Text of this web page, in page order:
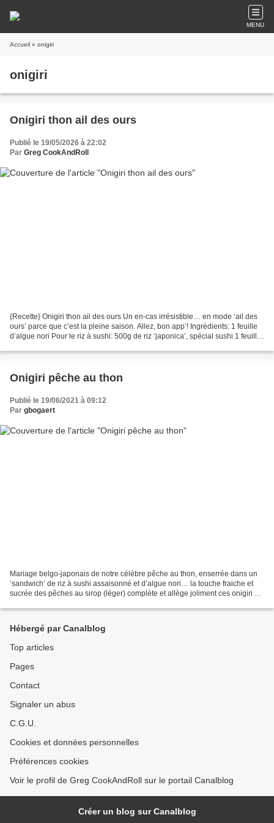
MENU
Accueil » onigiri
onigiri
Onigiri thon ail des ours
Publié le 19/05/2026 à 22:02
Par Greg CookAndRoll
{Recette} Onigiri thon ail des ours Un en-cas irrésistible… en mode ‘ail des
ours’ parce que c’est la pleine saison. Allez, bon app’! Ingrédients: 1 feuille
d’algue nori Pour le riz à sushi: 500g de riz ‘japonica’, spécial sushi 1 feuille
Onigiri pêche au thon
Publié le 19/06/2021 à 09:12
Par gbogaert
Mariage belgo-japonais de notre célèbre pêche au thon, enserrée dans un
‘sandwich’ de riz à sushi assaisonné et d’algue nori… la touche fraiche et
sucrée des pêches au sirop (léger) complète et allège joliment ces onigiri au
Hébergé par Canalblog
Top articles
Pages
Contact
Signaler un abus
C.G.U.
Cookies et données personnelles
Préférences cookies
Voir le profil de Greg CookAndRoll sur le portail Canalblog
Créer un blog sur Canalblog